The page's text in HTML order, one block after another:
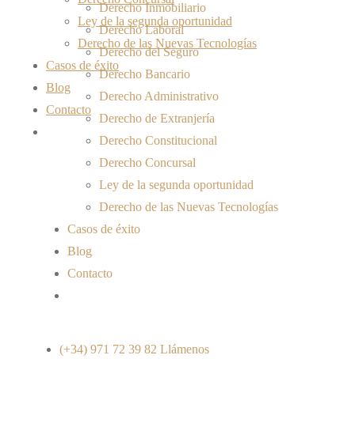
Derecho Inmobiliario
Derecho Laboral
Derecho del Seguro
Derecho Bancario
Derecho Administrativo
Derecho de Extranjería
Derecho Constitucional
Derecho Concursal
Ley de la segunda oportunidad
Derecho de las Nuevas Tecnologías
Casos de éxito
Blog
Contacto
(+34) 971 72 39 82 Llámenos
Ley de la segunda oportunidad
Derecho de las Nuevas Tecnologías
Casos de éxito
Blog
Contacto